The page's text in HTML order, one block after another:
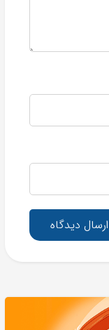
ارسال دیدگاه